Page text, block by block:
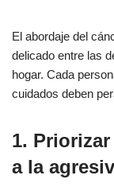
El abordaje del
delicado entre las
hogar. Cada
cuidados deben
1.
a la